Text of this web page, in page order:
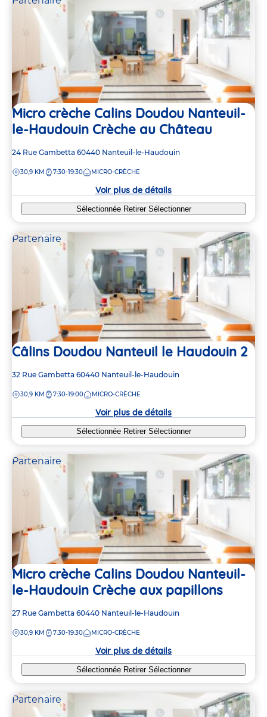
Micro crèche Calins Doudou Nanteuil-
le-Haudouin Crèche au Château
Adresse
la
24 Rue Gambetta 60440 Nanteuil-le-Haudouin
DISTANCE
30,9 KM 7:30-19:30 MICRO-CRÈCHE
Voir plus de détails
Sélectionnée Retirer Sélectionner
Partenaire
Câlins Doudou Nanteuil le Haudouin 2
Adresse
la
32 Rue Gambetta 60440 Nanteuil-le-Haudouin
DISTANCE
30,9 KM 7:30-19:00 MICRO-CRÈCHE
Voir plus de détails
Sélectionnée Retirer Sélectionner
Partenaire
Micro crèche Calins Doudou Nanteuil-
le-Haudouin Crèche aux papillons
Adresse
la
27 Rue Gambetta 60440 Nanteuil-le-Haudouin
DISTANCE
30,9 KM 7:30-19:30 MICRO-CRÈCHE
Voir plus de détails
Sélectionnée Retirer Sélectionner
Partenaire